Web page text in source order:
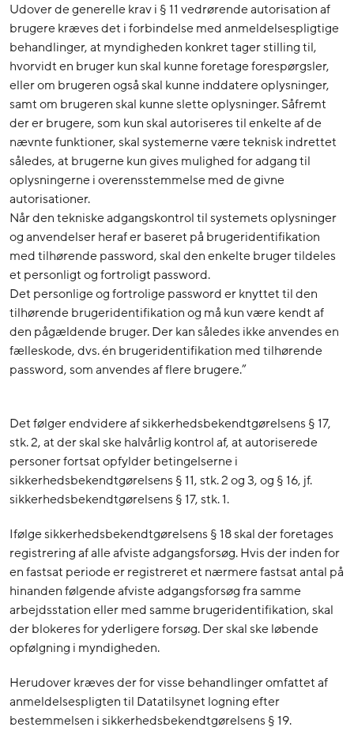
Udover de generelle krav i § 11 vedrørende autorisation af
brugere kræves det i forbindelse med anmeldelsespligtige
behandlinger, at myndigheden konkret tager stilling til,
hvorvidt en bruger kun skal kunne foretage forespørgsler,
eller om brugeren også skal kunne inddatere oplysninger,
samt om brugeren skal kunne slette oplysninger. Såfremt
der er brugere, som kun skal autoriseres til enkelte af de
nævnte funktioner, skal systemerne være teknisk indrettet
således, at brugerne kun gives mulighed for adgang til
oplysningerne i overensstemmelse med de givne
autorisationer.
Når den tekniske adgangskontrol til systemets oplysninger
og anvendelser heraf er baseret på brugeridentifikation
med tilhørende password, skal den enkelte bruger tildeles
et personligt og fortroligt password.
Det personlige og fortrolige password er knyttet til den
tilhørende brugeridentifikation og må kun være kendt af
den pågældende bruger. Der kan således ikke anvendes en
fælleskode, dvs. én brugeridentifikation med tilhørende
password, som anvendes af flere brugere.”
Det følger endvidere af sikkerhedsbekendtgørelsens § 17,
stk. 2, at der skal ske halvårlig kontrol af, at autoriserede
personer fortsat opfylder betingelserne i
sikkerhedsbekendtgørelsens § 11, stk. 2 og 3, og § 16, jf.
sikkerhedsbekendtgørelsens § 17, stk. 1.
Ifølge sikkerhedsbekendtgørelsens § 18 skal der foretages
registrering af alle afviste adgangsforsøg. Hvis der inden for
en fastsat periode er registreret et nærmere fastsat antal på
hinanden følgende afviste adgangsforsøg fra samme
arbejdsstation eller med samme brugeridentifikation, skal
der blokeres for yderligere forsøg. Der skal ske løbende
opfølgning i myndigheden.
Herudover kræves der for visse behandlinger omfattet af
anmeldelsespligten til Datatilsynet logning efter
bestemmelsen i sikkerhedsbekendtgørelsens § 19.